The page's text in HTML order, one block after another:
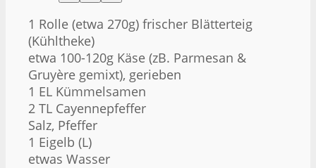
1 Rolle (etwa 270g) frischer Blätterteig
(Kühltheke)
etwa 100-120g Käse (zB. Parmesan &
Gruyère gemixt), gerieben
1 EL Kümmelsamen
2 TL Cayennepfeffer
Salz, Pfeffer
1 Eigelb (L)
etwas Wasser